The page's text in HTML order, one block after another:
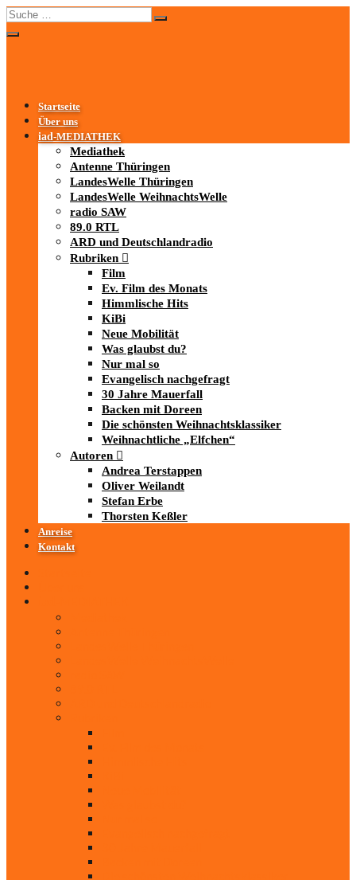
Startseite
Über uns
iad-MEDIATHEK
Mediathek
Antenne Thüringen
LandesWelle Thüringen
LandesWelle WeihnachtsWelle
radio SAW
89.0 RTL
ARD und Deutschlandradio
Rubriken
Film
Ev. Film des Monats
Himmlische Hits
KiBi
Neue Mobilität
Was glaubst du?
Nur mal so
Evangelisch nachgefragt
30 Jahre Mauerfall
Backen mit Doreen
Die schönsten Weihnachtsklassiker
Weihnachtliche „Elfchen“
Autoren
Andrea Terstappen
Oliver Weilandt
Stefan Erbe
Thorsten Keßler
Anreise
Kontakt